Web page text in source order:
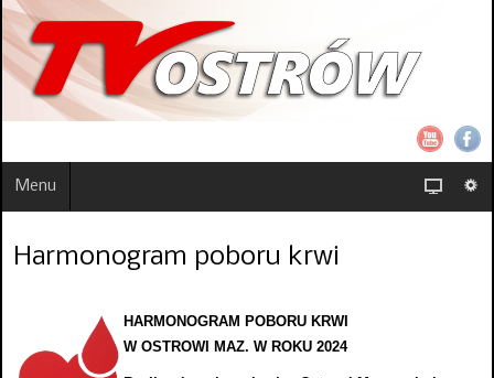
Menu
Harmonogram poboru krwi
HARMONOGRAM POBORU KRWI
W OSTROWI MAZ. W ROKU 2024